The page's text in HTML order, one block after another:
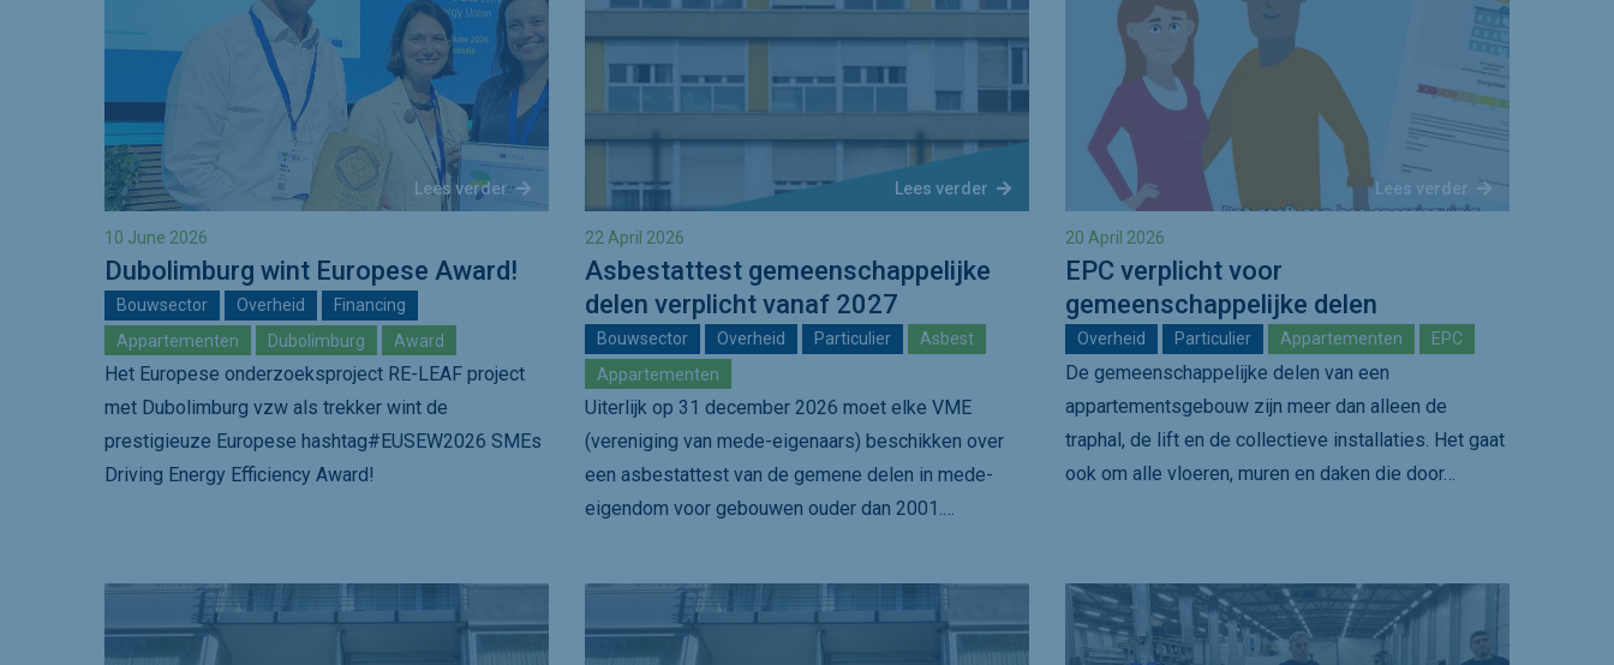
Lees verder
10 June 2026
Dubolimburg wint Europese Award!
Bouwsector Overheid
Financing
Appartementen
Dubolimburg Award
Het Europese onderzoeksproject RE-LEAF project
met Dubolimburg vzw als trekker wint de
prestigieuze Europese hashtag#EUSEW2026 SMEs
Driving Energy Efficiency Award!
Lees verder
22 April 2026
Asbestattest gemeenschappelijke
delen verplicht vanaf 2027
Bouwsector Overheid Particulier
Asbest
Appartementen
Uiterlijk op 31 december 2026 moet elke VME
(vereniging van mede-eigenaars) beschikken over
een asbestattest van de gemene delen in mede-
eigendom voor gebouwen ouder dan 2001.…
Lees verder
20 April 2026
EPC verplicht voor
gemeenschappelijke delen
Overheid Particulier Appartementen EPC
De gemeenschappelijke delen van een
appartementsgebouw zijn meer dan alleen de
traphal, de lift en de collectieve installaties. Het gaat
ook om alle vloeren, muren en daken die door…